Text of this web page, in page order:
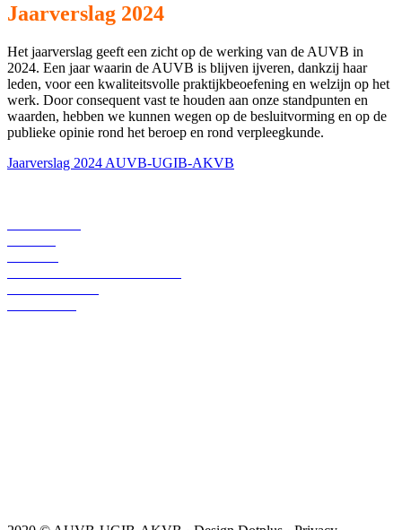
Jaarverslag 2024
Het jaarverslag geeft een zicht op de werking van de AUVB in
2024. Een jaar waarin de AUVB is blijven ijveren, dankzij haar
leden, voor een kwaliteitsvolle praktijkbeoefening en welzijn op het
werk. Door consequent vast te houden aan onze standpunten en
waarden, hebben we kunnen wegen op de besluitvorming en op de
publieke opinie rond het beroep en rond verpleegkunde.
Jaarverslag 2024 AUVB-UGIB-AKVB